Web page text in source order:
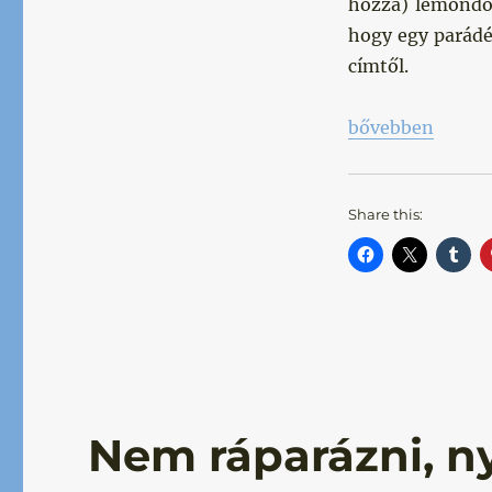
hogy egy
címtől.
„„If you don’t
bővebben
Share this:
Nem ráparázni,